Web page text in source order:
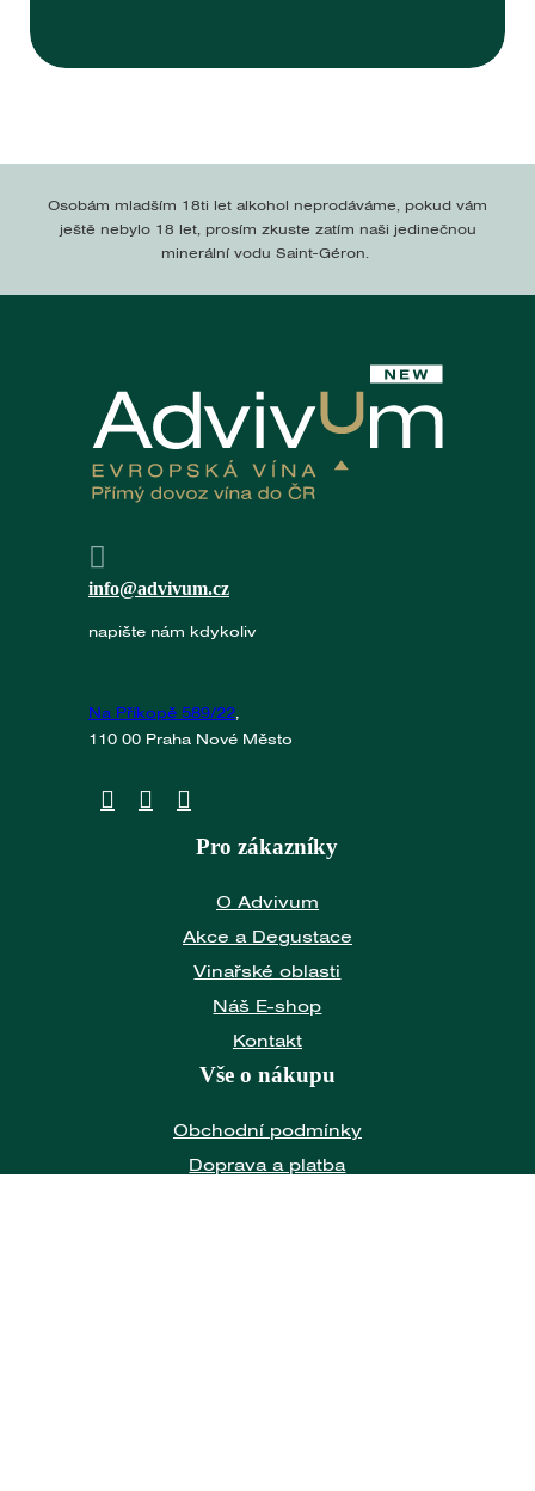
Osobám mladším 18ti let alkohol neprodáváme, pokud vám
ještě nebylo 18 let, prosím zkuste zatím naši jedinečnou
minerální vodu Saint-Géron.
info@advivum.cz
napište nám kdykoliv
Na Příkopě 589/22
110 00 Praha Nové Město
Pro zákazníky
O Advivum
Akce a Degustace
Vinařské oblasti
Náš E-shop
Kontakt
Vše o nákupu
Obchodní podmínky
Doprava a platba